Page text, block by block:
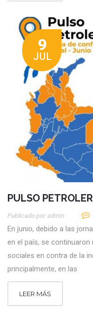
9
JUL
PULSO
Publicado por Admin
En junio, debido a las
en el país, se
sociales en contra de la
principalmente, en las
LEER MÁS